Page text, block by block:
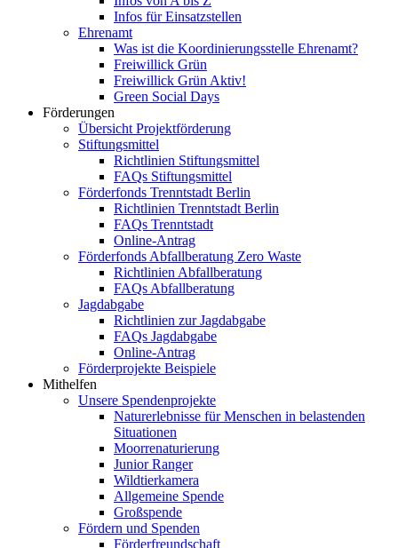
Infos für Einsatzstellen
Ehrenamt
Was ist die Koordinierungsstelle Ehrenamt?
Freiwillick Grün
Freiwillick Grün Aktiv!
Green Social Days
Förderungen
Übersicht Projektförderung
Stiftungsmittel
Richtlinien Stiftungsmittel
FAQs Stiftungsmittel
Förderfonds Trenntstadt Berlin
Richtlinien Trenntstadt Berlin
FAQs Trenntstadt
Online-Antrag
Förderfonds Abfallberatung Zero Waste
Richtlinien Abfallberatung
FAQs Abfallberatung
Jagdabgabe
Richtlinien zur Jagdabgabe
FAQs Jagdabgabe
Online-Antrag
Förderprojekte Beispiele
Mithelfen
Unsere Spendenprojekte
Naturerlebnisse für Menschen in belastenden
Situationen
Moorrenaturierung
Junior Ranger
Wildtierkamera
Allgemeine Spende
Großspende
Fördern und Spenden
Förderfreundschaft